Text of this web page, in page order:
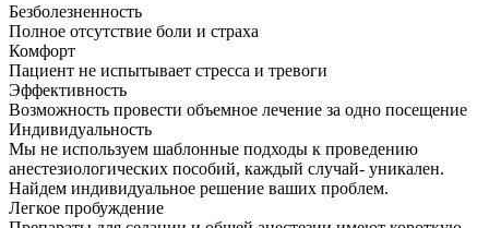
Безболезненность
Полное отсутствие боли и страха
Комфорт
Пациент не испытывает стресса и тревоги
Эффективность
Возможность провести объемное лечение за одно посещение
Индивидуальность
Мы не используем шаблонные подходы к проведению
анестезиологических пособий, каждый случай- уникален.
Найдем индивидуальное решение ваших проблем.
Легкое пробуждение